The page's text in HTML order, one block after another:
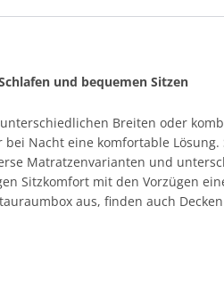
und bequemen Sitzen
Breiten oder
Nacht eine komfortable
Matratzenvarianten und
Sitzkomfort mit den Vorzügen
aus, finden auch